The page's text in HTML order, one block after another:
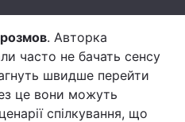
. Авторка
часто не бачать сенсу
швидше перейти
це вони можуть
спілкування, що